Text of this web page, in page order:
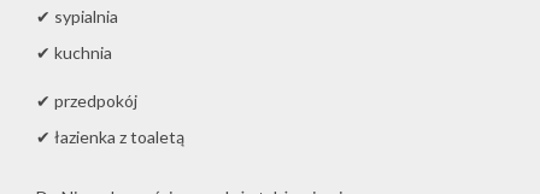
✔ sypialnia
✔ kuchnia
✔ przedpokój
✔ łazienka z toaletą